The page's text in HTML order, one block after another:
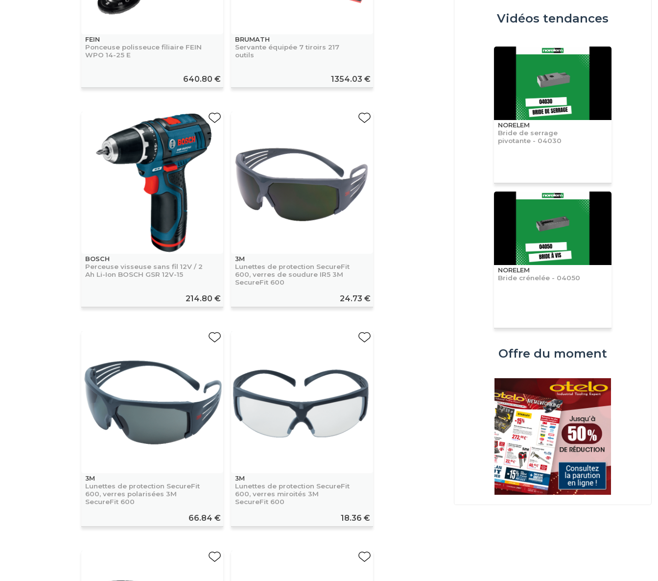
FEIN
Ponceuse polisseuce filiaire FEIN
WPO 14-25 E
640.80 €
BRUMATH
Servante équipée 7 tiroirs 217
outils
1354.03 €
BOSCH
Perceuse visseuse sans fil 12V / 2
Ah Li-Ion BOSCH GSR 12V-15
214.80 €
3M
Lunettes de protection SecureFit
600, verres de soudure IR5 3M
SecureFit 600
24.73 €
3M
Lunettes de protection SecureFit
600, verres polarisées 3M
SecureFit 600
66.84 €
3M
Lunettes de protection SecureFit
600, verres miroités 3M
SecureFit 600
18.36 €
Vidéos tendances
NORELEM
Bride de serrage
pivotante - 04030
NORELEM
Bride crénelée - 04050
Offre du moment